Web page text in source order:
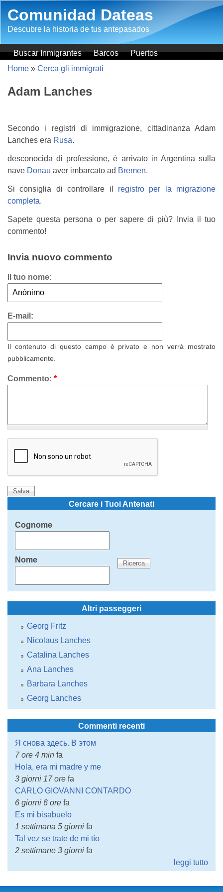
Comunidad Dateas
Descubre la historia de tus antepasados
Buscar Inmigrantes Barcos
Puertos
Home » Cerca gli immigrati
Adam Lanches
Secondo i registri di immigrazione, cittadinanza Adam
Lanches era Rusa.
desconocida di professione, è arrivato in Argentina sulla
nave Donau aver imbarcato ad Bremen.
Si consiglia di controllare il registro per la migrazione
completa.
Sapete questa persona o per sapere di più? Invia il tuo
commento!
Invia nuovo commento
Il tuo nome:
E-mail:
Il contenuto di questo campo è privato e non verrà mostrato
pubblicamente.
Commento: *
Cercare i Tuoi Antenati
Cognome
Nome
Altri passeggeri
Georg Fritz
Nicolaus Lanches
Catalina Lanches
Ana Lanches
Barbara Lanches
Georg Lanches
Commenti recenti
Я снова здесь. В этом
7 ore 4 min fa
Hola, era mi madre y me
3 giorni 17 ore fa
CARLO GIOVANNI CONTARDO
6 giorni 6 ore fa
Es mi bisabuelo
1 settimana 5 giorni fa
Tal vez se trate de mi tío
2 settimane 3 giorni fa
leggi tutto